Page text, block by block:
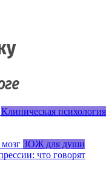
Клиническая психология
ЗОЖ для души
что говорят